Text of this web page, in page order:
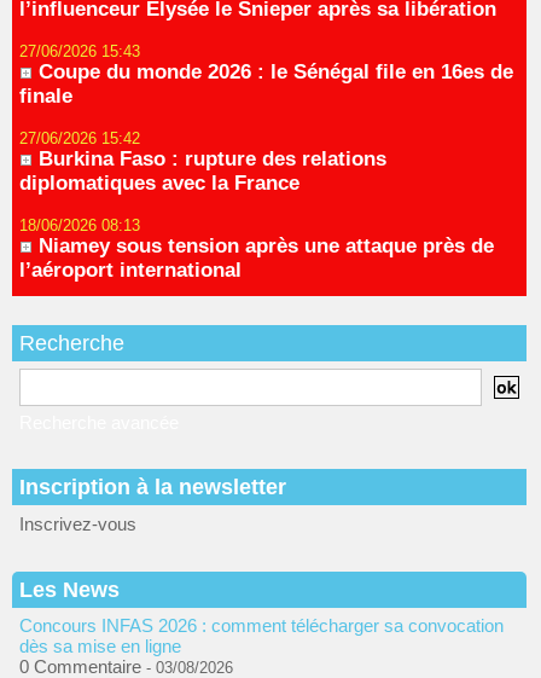
l’influenceur Elysée le Snieper après sa libération
27/06/2026 15:43
Coupe du monde 2026 : le Sénégal file en 16es de
finale
27/06/2026 15:42
Burkina Faso : rupture des relations
diplomatiques avec la France
18/06/2026 08:13
Niamey sous tension après une attaque près de
l’aéroport international
Recherche
Inscription à la newsletter
Inscrivez-vous
Les News
Concours INFAS 2026 : comment télécharger sa convocation
dès sa mise en ligne
0 Commentaire - 03/08/2026